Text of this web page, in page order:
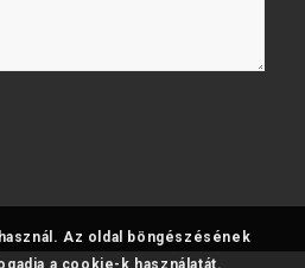
Az oldal böngészésének